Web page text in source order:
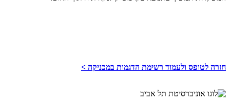
חזרה לטופס ולעמוד רשימת הדגמות במכניקה >